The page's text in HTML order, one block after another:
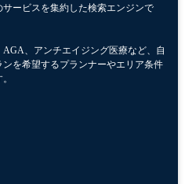
ービスを集約した検索エンジンで
、アンチエイジング医療など、自
を希望するプランナーやエリア条件